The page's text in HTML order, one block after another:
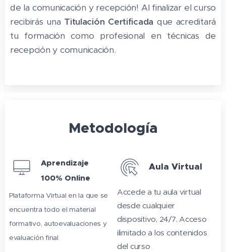
de la comunicación y recepción! Al finalizar el curso
recibirás una Titulación Certificada que acreditará
tu formación como profesional en técnicas de
recepción y comunicación.
Metodología
Aprendizaje
100% Online
Plataforma Virtual en la que se
encuentra todo el material
formativo, autoevaluaciones y
evaluación final
Aula Virtual
Accede a tu aula virtual
desde cualquier
dispositivo, 24/7. Acceso
ilimitado a los contenidos
del curso